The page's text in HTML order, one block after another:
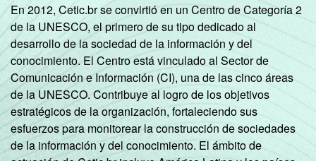
En 2012, Cetic.br se convirtió en un Centro de Categoría 2
de la UNESCO, el primero de su tipo dedicado al
desarrollo de la sociedad de la información y del
conocimiento. El Centro está vinculado al Sector de
Comunicación e Información (CI), una de las cinco áreas
de la UNESCO. Contribuye al logro de los objetivos
estratégicos de la organización, fortaleciendo sus
esfuerzos para monitorear la construcción de sociedades
de la información y del conocimiento. El ámbito de